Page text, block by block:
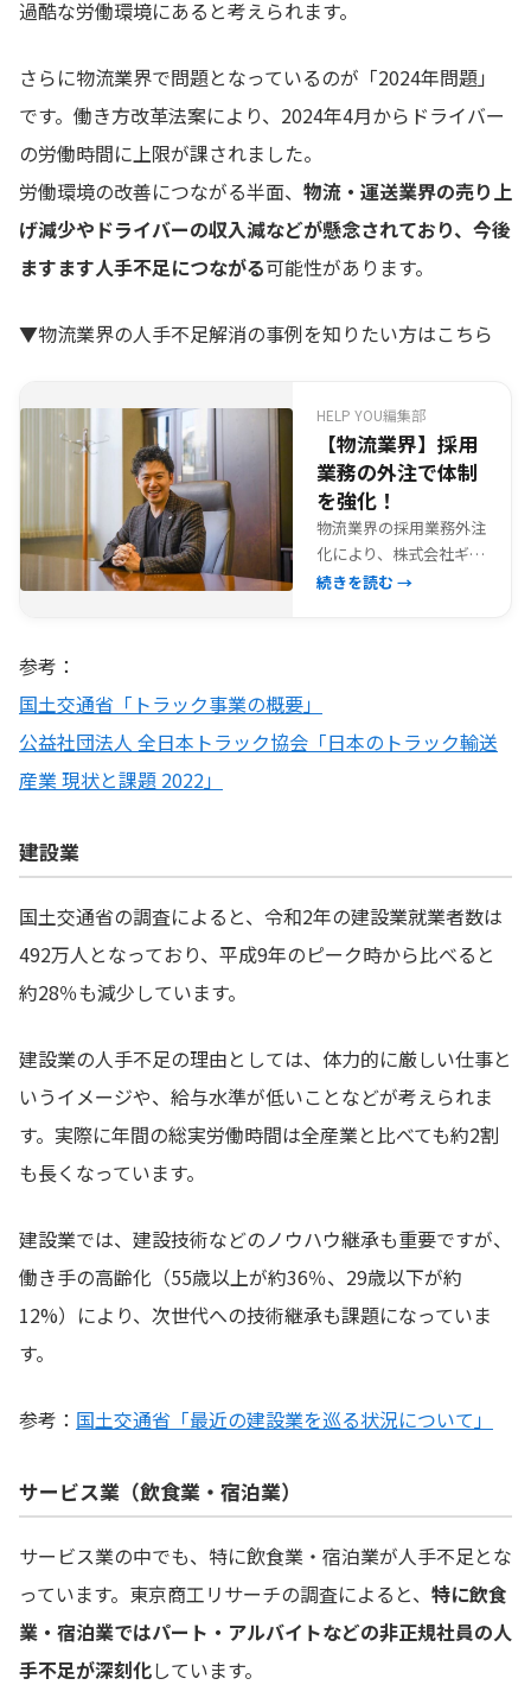
過酷な労働環境にあると考えられます。
さらに物流業界で問題となっているのが「2024年問題」
です。働き方改革法案により、2024年4月からドライバー
の労働時間に上限が課されました。
労働環境の改善につながる半面、 物流・運送業界の売り上
げ減少やドライバーの収入減などが懸念されており、今後
ますます人手不足につながる可能性があります。
▼物流業界の人手不足解消の事例を知りたい方はこちら
HELP YOU編集部
【物流業界】採用
業務の外注で体制
を強化！
物流業界の採用業務外注
化により、株式会社ギオ
ンが人材確保と従業員満
続きを読む →
参考：
国土交通省「トラック事業の概要」
公益社団法人 全日本トラック協会「日本のトラック輸送
産業 現状と課題 2022」
建設業
国土交通省の調査によると、令和2年の建設業就業者数は
492万人となっており、平成9年のピーク時から比べると
約28％も減少しています。
建設業の人手不足の理由としては、体力的に厳しい仕事と
いうイメージや、給与水準が低いことなどが考えられま
す。実際に年間の総実労働時間は全産業と比べても約2割
も長くなっています。
建設業では、建設技術などのノウハウ継承も重要ですが、
働き手の高齢化（55歳以上が約36％、29歳以下が約
12%）により、次世代への技術継承も課題になっていま
す。
参考： 国土交通省「最近の建設業を巡る状況について」
サービス業（飲食業・宿泊業）
サービス業の中でも、特に飲食業・宿泊業が人手不足とな
っています。東京商工リサーチの調査によると、 特に飲食
業・宿泊業ではパート・アルバイトなどの非正規社員の人
手不足が深刻化しています。